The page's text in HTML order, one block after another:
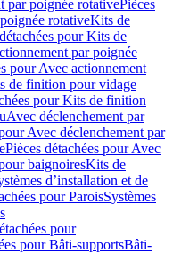
par poignée rotativePièces
rotativeKits de
pour Kits de
par poignée
pour Avec actionnement
de finition pour vidage
pour Kits de finition
Avec déclenchement par
Avec déclenchement par
Pièces détachées pour Avec
baignoiresKits de
d’installation et de
pour ParoisSystèmes
pour
pour Bâti-supportsBâti-